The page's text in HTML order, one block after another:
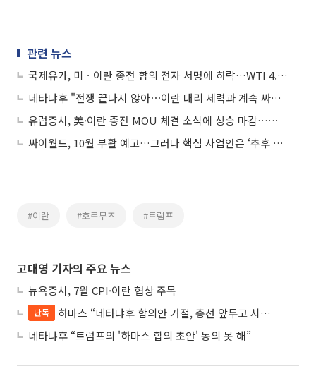
관련 뉴스
국제유가, 미ㆍ이란 종전 합의 전자 서명에 하락…WTI 4.9%↓
네타냐후 "전쟁 끝나지 않아⋯이란 대리 세력과 계속 싸울 것"
유럽증시, 美·이란 종전 MOU 체결 소식에 상승 마감…스톡스600 0.19%↑
싸이월드, 10월 부활 예고…그러나 핵심 사업안은 ‘추후 공개’
#이란 #호르무즈 #트럼프
고대영 기자의 주요 뉴스
뉴욕증시, 7월 CPI·이란 협상 주목
단독
하마스 “네타냐후 합의안 거절, 총선 앞두고 시간 끌기”
네타냐후 “트럼프의 '하마스 합의 초안' 동의 못 해”